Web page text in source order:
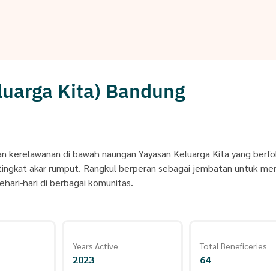
Kita) Bandung
kerelawanan di bawah naungan Yayasan Keluarga Kita yang
akar rumput. Rangkul berperan sebagai jembatan untuk
hari di berbagai komunitas.
Years Active
2023
Total Beneficeries
64